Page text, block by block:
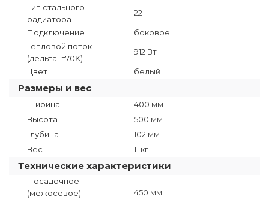
Тип стального
радиатора
22
Подключение
боковое
Тепловой поток
(дельтаT=70K)
912 Вт
Цвет белый
Размеры и вес
Ширина
400 мм
Высота
500 мм
Глубина
102 мм
Вес
11 кг
Технические характеристики
Посадочное
(межосевое)
450 мм